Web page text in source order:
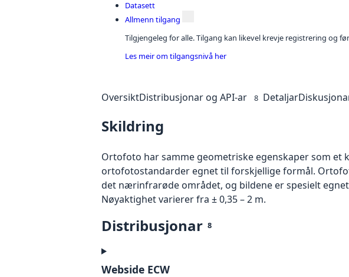
Datasett
Allmenn tilgang
Tilgjengeleg for alle. Tilgang kan likevel krevje registrering og
Les meir om tilgangsnivå her
OversiktDistribusjonar og API-ar 8 Detaljar
Skildring
Ortofoto har samme geometriske egenskaper som
ortofotostandarder egnet til forskjellige formål.
det nærinfrarøde området, og bildene er spesielt
Nøyaktighet varierer fra ± 0,35 – 2 m.
Distribusjonar 8
Webside ECW